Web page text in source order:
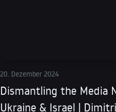
20. Dezember 2024
Dismantling the Media
Ukraine & Israel |